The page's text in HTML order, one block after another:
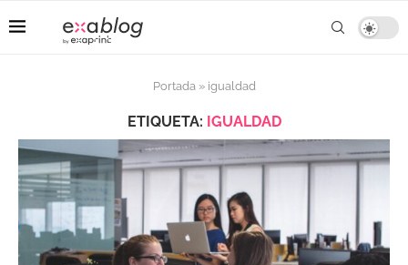
Portada» igualdad
ETIQUETA: IGUALDAD